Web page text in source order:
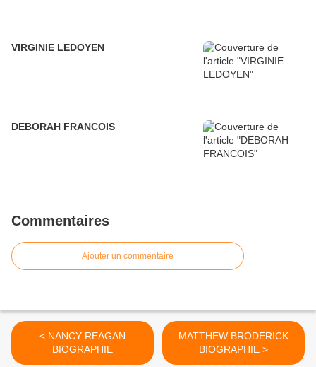
VIRGINIE LEDOYEN
DEBORAH FRANCOIS
Commentaires
Ajouter un commentaire
< NANCY REAGAN
BIOGRAPHIE
MATTHEW BRODERICK
BIOGRAPHIE >